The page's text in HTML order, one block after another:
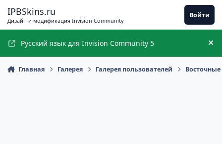
IPBSkins.ru
Дизайн и модификация Invision Community
Войти
Русский язык для Invision Community 5
Главная Галерея Галерея пользователей